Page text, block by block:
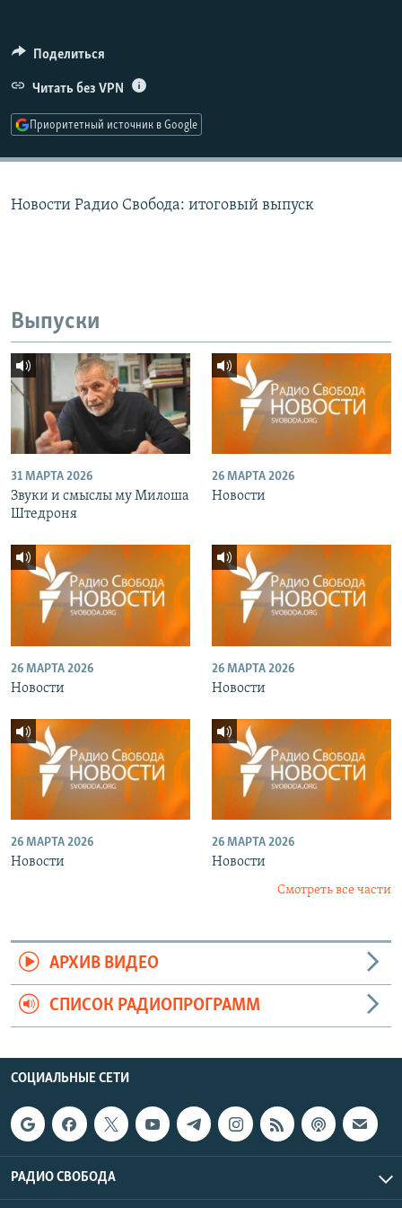
ПОДПИШИТЕСЬ НА РАССЫЛКУ
СОЦИАЛЬНЫЕ СЕТИ
Поделиться
Читать без VPN
Приоритетный источник в Google
Новости Радио Свобода: итоговый выпуск
Выпуски
31 МАРТА 2026
Звуки и смыслы му Милоша
Штедроня
26 МАРТА 2026
Новости
26 МАРТА 2026
Новости
26 МАРТА 2026
Новости
26 МАРТА 2026
Новости
26 МАРТА 2026
Новости
Смотреть все части
АРХИВ ВИДЕО
СПИСОК РАДИОПРОГРАММ
СОЦИАЛЬНЫЕ СЕТИ
РАДИО СВОБОДА